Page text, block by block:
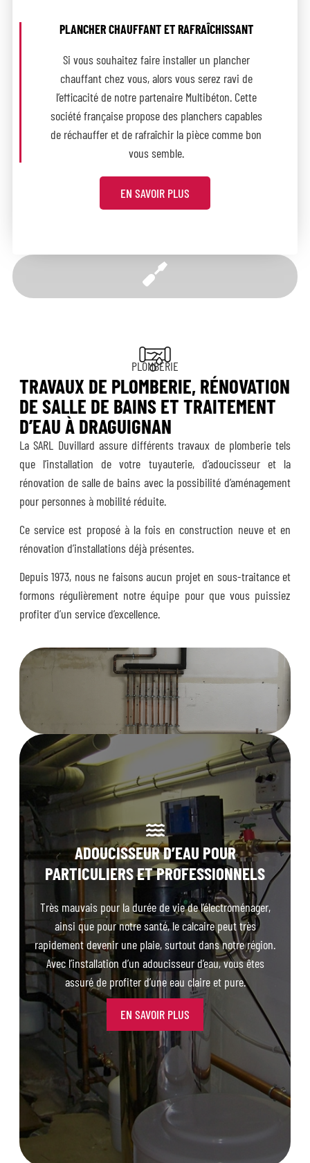
PLANCHER CHAUFFANT ET RAFRAÎCHISSANT
Si vous souhaitez faire installer un plancher
chauffant chez vous, alors vous serez ravi de
l’efficacité de notre partenaire Multibéton. Cette
société française propose des planchers capables
de réchauffer et de rafraîchir la pièce comme bon
vous semble.
EN SAVOIR PLUS
PLOMBERIE
TRAVAUX DE PLOMBERIE, RÉNOVATION
DE SALLE DE BAINS ET TRAITEMENT
D’EAU À DRAGUIGNAN
La SARL Duvillard assure différents travaux de plomberie tels
que l’installation de votre tuyauterie, d’adoucisseur et la
rénovation de salle de bains avec la possibilité d’aménagement
pour personnes à mobilité réduite.
Ce service est proposé à la fois en construction neuve et en
rénovation d’installations déjà présentes.
Depuis 1973, nous ne faisons aucun projet en sous-traitance et
formons régulièrement notre équipe pour que vous puissiez
profiter d’un service d’excellence.
ADOUCISSEUR D’EAU POUR
PARTICULIERS ET PROFESSIONNELS
Très mauvais pour la durée de vie de l’électroménager,
ainsi que pour notre santé, le calcaire peut très
rapidement devenir une plaie, surtout dans notre région.
Avec l’installation d’un adoucisseur d’eau, vous êtes
assuré de profiter d’une eau claire et pure.
EN SAVOIR PLUS